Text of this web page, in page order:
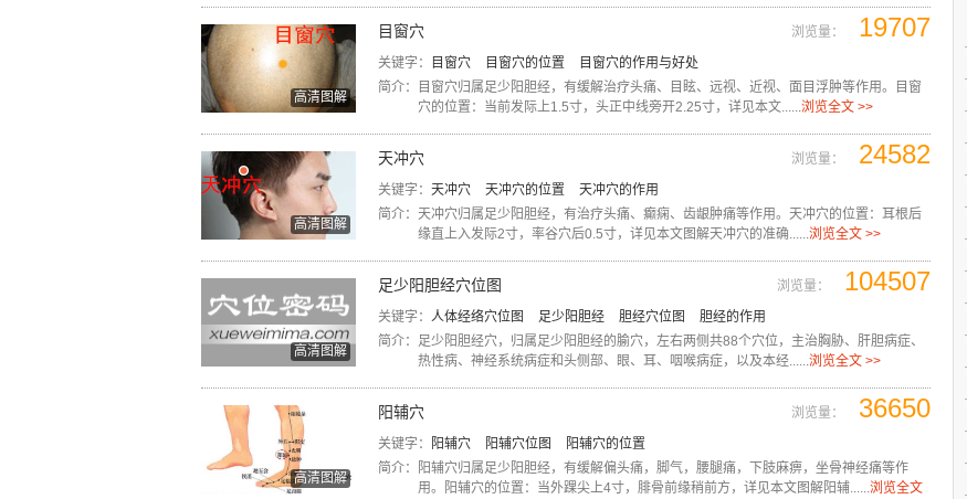
高清图解
目窗穴 浏览量： 19707
关键字： 目窗穴 目窗穴的位置
目窗穴的作用与好处
简介：
目窗穴归属足少阳胆经，有缓解治疗头痛、目眩、远视、近视、面目浮肿等作用。目窗
穴的位置：当前发际上1.5寸，头正中线旁开2.25寸，详见本文......浏览全文 >>
高清图解
天冲穴 浏览量： 24582
关键字： 天冲穴 天冲穴的位置
天冲穴的作用
简介： 天冲穴归属足少阳胆经，有治疗头痛、癫痫、齿龈肿痛等作用。天冲穴的位置：耳根后
缘直上入发际2寸，率谷穴后0.5寸，详见本文图解天冲穴的准确......浏览全文 >>
高清图解
足少阳胆经穴位图 浏览量： 104507
关键字： 人体经络穴位图 足少阳胆经 胆经穴位图
胆经的作用
简介： 足少阳胆经穴，归属足少阳胆经的腧穴，左右两侧共88个穴位，主治胸胁、肝胆病症、
热性病、神经系统病症和头侧部、眼、耳、咽喉病症，以及本经......浏览全文 >>
高清图解
阳辅穴 浏览量： 36650
关键字： 阳辅穴 阳辅穴位图
阳辅穴的位置
简介：
阳辅穴归属足少阳胆经，有缓解偏头痛，脚气，腰腿痛，下肢麻痹，坐骨神经痛等作
用。阳辅穴的位置：当外踝尖上4寸，腓骨前缘稍前方，详见本文图解阳辅......浏览全文